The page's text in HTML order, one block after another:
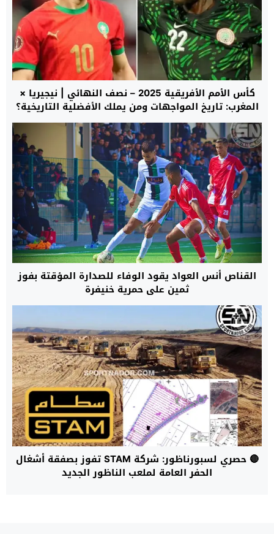
كأس الأمم الأفريقية 2025 – نصف النهائي | نيجيريا ×
المغرب: تاريخ المواجهات ومن يملك الأفضلية التاريخية؟
القناص أنس العواد يقود الوفاء للصدارة المؤقتة بفوز
ثمين على حمرية خنيفرة
🔴 حصري لسبورناظور: شركة STAM تفوز بصفقة أشغال
الحفر العامة لملعب الناظور الجديد